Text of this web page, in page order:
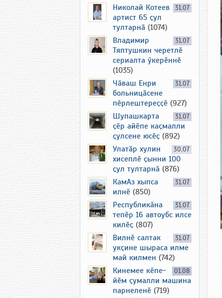
31.07
Николай Котеев
артист 65 ҫул
тултарнӑ (1074)
31.07
Владимир
Тяптушкин черетлӗ
сериалта ӳкерӗннӗ
(1035)
31.07
Чӑваш Енри
больницӑсене
пӗрлештереҫҫӗ (927)
31.07
Шупашкарта
ҫӗр айӗпе каҫмалли
ҫулсене юсӗҫ (892)
30.07
Улатӑр хулин
хисеплӗ ҫынни 100
ҫул тултарнӑ (876)
31.07
КамАз хыпса
илнӗ (850)
31.07
Республикӑна
тепӗр 16 автоубс илсе
килӗҫ (807)
31.07
Вилнӗ салтак
укҫине шыраса илме
май килмен (742)
01.08
Кинемее кӗпе-
йӗм ҫумалли машина
парнеленӗ (719)